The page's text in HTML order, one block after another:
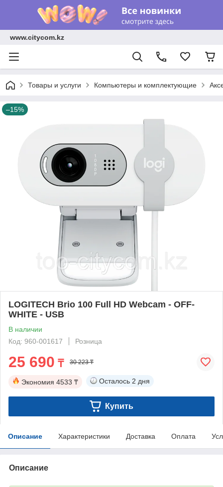
www.citycom.kz
Товары и услуги Компьютеры и комплектующие
–15%
LOGITECH Brio 100 Full HD Webcam - OFF-
WHITE - USB
В наличии
Код: 960-001617
Розница
25 690 ₸ 30 223 ₸
Экономия 4533 ₸ Осталось 2 дня
Купить
Описание Характеристики Доставка Оплата
Описание